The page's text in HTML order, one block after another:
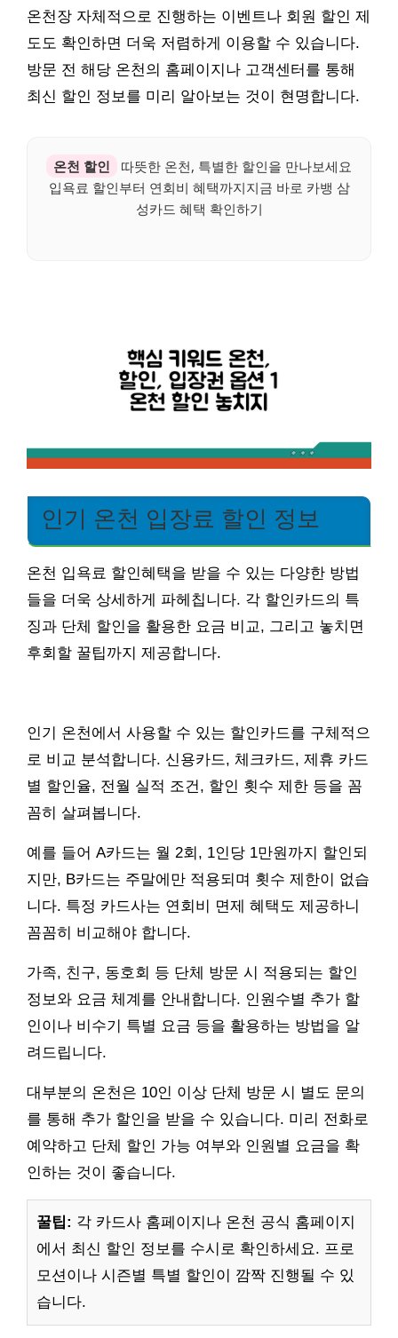
온천장 자체적으로 진행하는 이벤트나 회원 할인 제
도도 확인하면 더욱 저렴하게 이용할 수 있습니다.
방문 전 해당 온천의 홈페이지나 고객센터를 통해
최신 할인 정보를 미리 알아보는 것이 현명합니다.
온천 할인
따뜻한 온천, 특별한 할인을 만나보세요
입욕료 할인부터 연회비 혜택까지지금 바로 카뱅 삼
성카드 혜택 확인하기
인기 온천 입장료 할인 정보
온천 입욕료 할인혜택을 받을 수 있는 다양한 방법
들을 더욱 상세하게 파헤칩니다. 각 할인카드의 특
징과 단체 할인을 활용한 요금 비교, 그리고 놓치면
후회할 꿀팁까지 제공합니다.
인기 온천에서 사용할 수 있는 할인카드를 구체적으
로 비교 분석합니다. 신용카드, 체크카드, 제휴 카드
별 할인율, 전월 실적 조건, 할인 횟수 제한 등을 꼼
꼼히 살펴봅니다.
예를 들어 A카드는 월 2회, 1인당 1만원까지 할인되
지만, B카드는 주말에만 적용되며 횟수 제한이 없습
니다. 특정 카드사는 연회비 면제 혜택도 제공하니
꼼꼼히 비교해야 합니다.
가족, 친구, 동호회 등 단체 방문 시 적용되는 할인
정보와 요금 체계를 안내합니다. 인원수별 추가 할
인이나 비수기 특별 요금 등을 활용하는 방법을 알
려드립니다.
대부분의 온천은 10인 이상 단체 방문 시 별도 문의
를 통해 추가 할인을 받을 수 있습니다. 미리 전화로
예약하고 단체 할인 가능 여부와 인원별 요금을 확
인하는 것이 좋습니다.
꿀팁: 각 카드사 홈페이지나 온천 공식 홈페이지
에서 최신 할인 정보를 수시로 확인하세요. 프로
모션이나 시즌별 특별 할인이 깜짝 진행될 수 있
습니다.